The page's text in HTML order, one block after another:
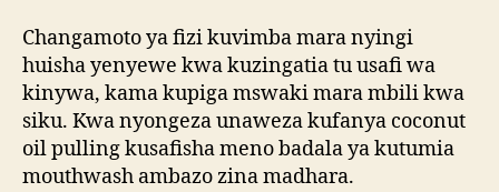
Changamoto ya fizi kuvimba mara nyingi
huisha yenyewe kwa kuzingatia tu usafi wa
kinywa, kama kupiga mswaki mara mbili kwa
siku. Kwa nyongeza unaweza kufanya coconut
oil pulling kusafisha meno badala ya kutumia
mouthwash ambazo zina madhara.